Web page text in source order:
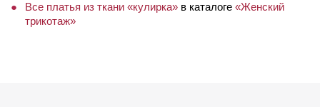
Все платья из ткани «кулирка» в каталоге «Женский
трикотаж»